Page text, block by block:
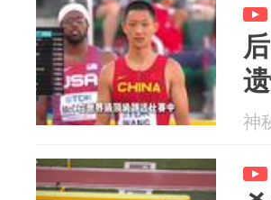
神